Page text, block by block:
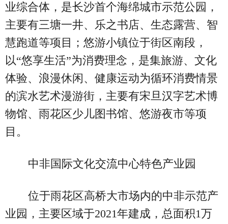
业综合体，是长沙首个海绵城市示范公园，
主要有三塘一井、乐之书店、生态露营、智
慧跑道等项目；悠游小镇位于街区南段，
以“悠享生活”为消费理念，是集旅游、文化
体验、浪漫休闲、健康运动为循环消费情景
的滨水艺术漫游街，主要有宋旦汉字艺术博
物馆、雨花区少儿图书馆、悠游夜市等项
目。
中非国际文化交流中心特色产业园
位于雨花区高桥大市场内的中非示范产
业园，主要区域于2021年建成，总面积1万